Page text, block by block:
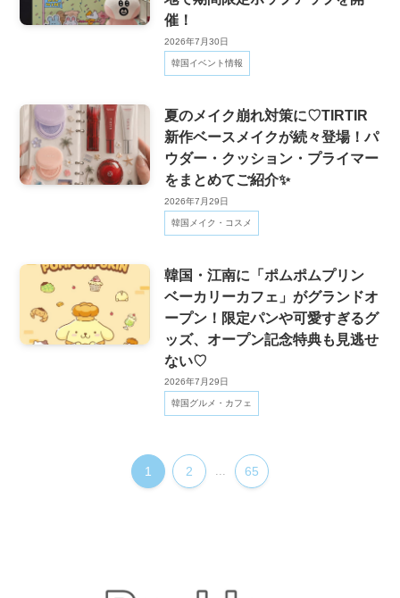
催！
2026年7月30日
韓国イベント情報
夏のメイク崩れ対策に♡TIRTIR
新作ベースメイクが続々登場！パ
ウダー・クッション・プライマー
をまとめてご紹介✨
2026年7月29日
韓国メイク・コスメ
韓国・江南に「ポムポムプリン
ベーカリーカフェ」がグランドオ
ープン！限定パンや可愛すぎるグ
ッズ、オープン記念特典も見逃せ
ない♡
2026年7月29日
韓国グルメ・カフェ
1 2 ... 65